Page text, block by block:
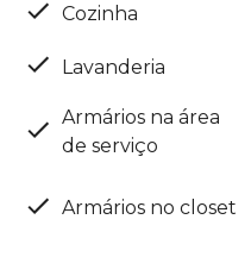
Cozinha
Lavanderia
Armários na área
de serviço
Armários no closet